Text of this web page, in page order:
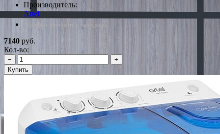
Производитель:
Artel
*Наличие уточняйте у менеджера
7140 руб.
Кол-во:
−
+
Купить